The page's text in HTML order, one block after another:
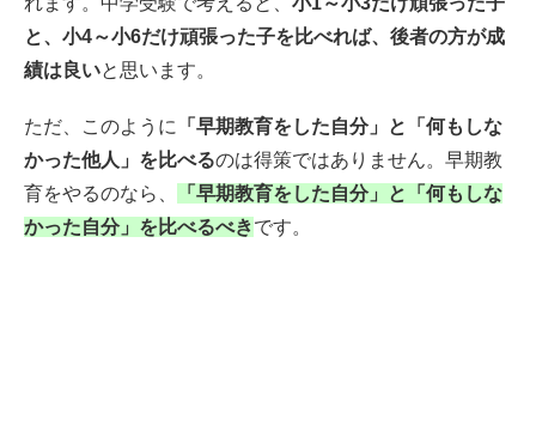
と、小4～小6だけ頑張った子を比べれば、後者の方が成
績は良いと思います。
ただ、このように
「早期教育をした自分」と「何もしな
かった他人」を比べるのは得策ではありません。早期教
育をやるのなら、
「早期教育をした自分」と「何もしな
かった自分」を比べるべきです。